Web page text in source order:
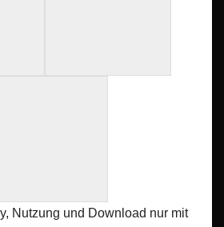
Nutzung und Download nur mit